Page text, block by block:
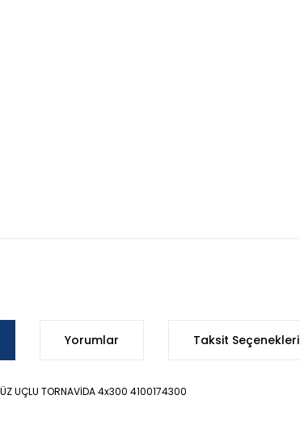
Yorumlar Taksit Seçenekleri
UÇLU TORNAVİDA 4x300 4100174300